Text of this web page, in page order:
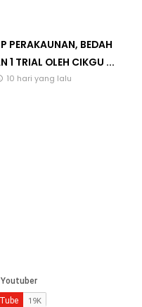
PERAKAUNAN, BEDAH
1 TRIAL OLEH CIKGU ...
10 hari yang lalu